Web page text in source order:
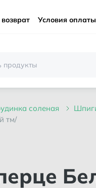
Условия оплаты
соленая
тм/